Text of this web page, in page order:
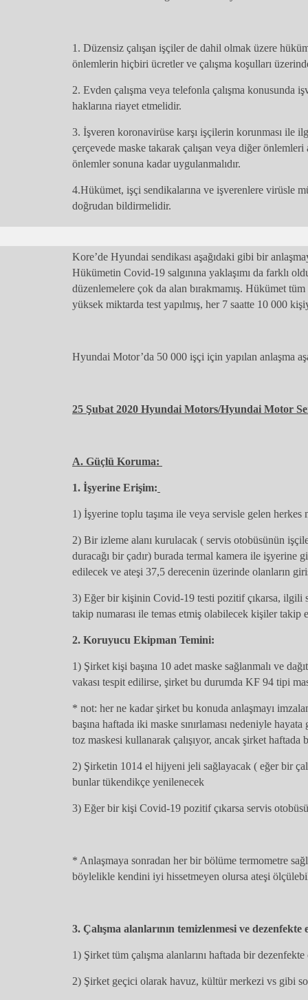
1. Düzensiz çalışan işçiler de dahil olmak üzere
önlemlerin hiçbiri ücretler ve çalışma koşulları
2. Evden çalışma veya telefonla çalışma konusunda
haklarına riayet etmelidir.
3. İşveren koronavirüse karşı işçilerin korunması ile
çerçevede maske takarak çalışan veya diğer önlemleri
önlemler sonuna kadar uygulanmalıdır.
4.Hükümet, işçi sendikalarına ve işverenlere virüsle
doğrudan bildirmelidir.
Kore’de Hyundai sendikası aşağıdaki gibi bir
Hükümetin Covid-19 salgınına yaklaşımı da farklı
düzenlemelere çok da alan bırakmamış. Hükümet
yüksek miktarda test yapılmış, her 7 saatte 10 000
Hyundai Motor’da 50 000 işçi için yapılan anlaşma
25 Şubat 2020 Hyundai Motors/Hyundai Motor
A. Güçlü Koruma:
1. İşyerine Erişim:
1) İşyerine toplu taşıma ile veya servisle gelen herkes
2) Bir izleme alanı kurulacak ( servis otobüsünün
duracağı bir çadır) burada termal kamera ile işyerine
edilecek ve ateşi 37,5 derecenin üzerinde olanların
3) Eğer bir kişinin Covid-19 testi pozitif çıkarsa, ilgili
takip numarası ile temas etmiş olabilecek kişiler takip
2. Koruyucu Ekipman Temini:
1) Şirket kişi başına 10 adet maske sağlanmalı ve
vakası tespit edilirse, şirket bu durumda KF 94 tipi
* not: her ne kadar şirket bu konuda anlaşmayı
başına haftada iki maske sınırlaması nedeniyle
toz maskesi kullanarak çalışıyor, ancak şirket haftada
2) Şirketin 1014 el hijyeni jeli sağlayacak ( eğer bir
bunlar tükendikçe yenilenecek
3) Eğer bir kişi Covid-19 pozitif çıkarsa servis
* Anlaşmaya sonradan her bir bölüme termometre
böylelikle kendini iyi hissetmeyen olursa ateşi
3. Çalışma alanlarının temizlenmesi ve dezenfekte
1) Şirket tüm çalışma alanlarını haftada bir dezenfekte
2) Şirket geçici olarak havuz, kültür merkezi vs gibi